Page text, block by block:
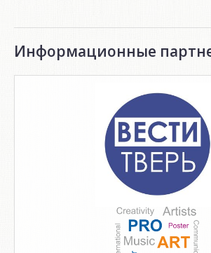
Информационные